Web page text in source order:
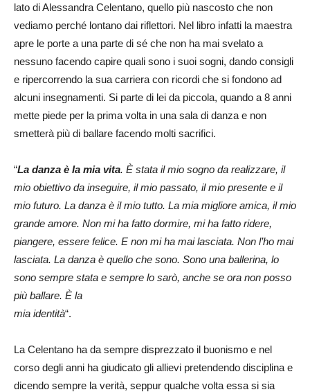
lato di Alessandra Celentano, quello più nascosto che non
vediamo perché lontano dai riflettori. Nel libro infatti la maestra
apre le porte a una parte di sé che non ha mai svelato a
nessuno facendo capire quali sono i suoi sogni, dando consigli
e ripercorrendo la sua carriera con ricordi che si fondono ad
alcuni insegnamenti. Si parte di lei da piccola, quando a 8 anni
mette piede per la prima volta in una sala di danza e non
smetterà più di ballare facendo molti sacrifici.
“La danza è la mia vita. È stata il mio sogno da realizzare, il
mio obiettivo da inseguire, il mio passato, il mio presente e il
mio futuro. La danza è il mio tutto. La mia migliore amica, il mio
grande amore. Non mi ha fatto dormire, mi ha fatto ridere,
piangere, essere felice. E non mi ha mai lasciata. Non l’ho mai
lasciata. La danza è quello che sono. Sono una ballerina, lo
sono sempre stata e sempre lo sarò, anche se ora non posso
più ballare. È la
mia identità“.
La Celentano ha da sempre disprezzato il buonismo e nel
corso degli anni ha giudicato gli allievi pretendendo disciplina e
dicendo sempre la verità, seppur qualche volta essa si sia